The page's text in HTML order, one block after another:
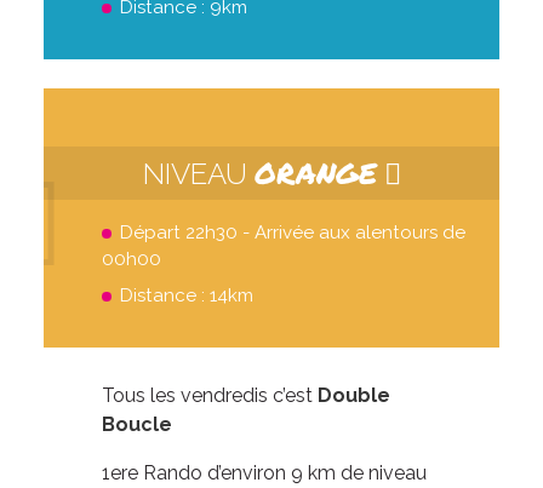
Distance : 9km
NIVEAU ORANGE
Départ 22h30 - Arrivée aux alentours de
00h00
Distance : 14km
Tous les vendredis c’est Double
Boucle
1ere Rando d’environ 9 km de niveau